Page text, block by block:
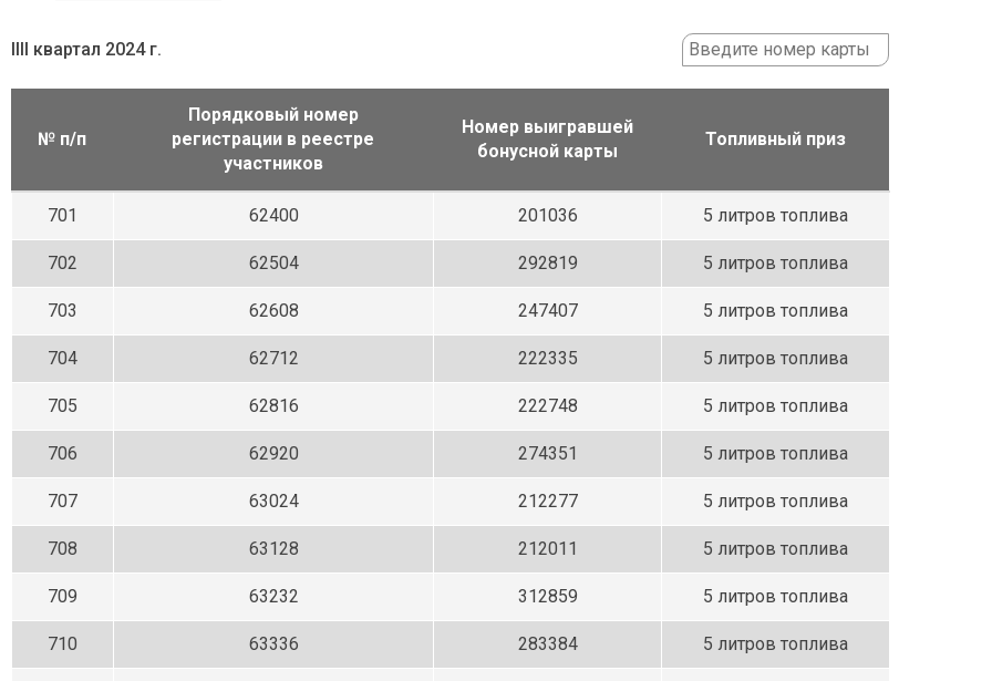
IIII квартал 2024 г.
№ п/п
Порядковый номер
регистрации в реестре
участников
Номер выигравшей
бонусной карты
Топливный приз
701 62400 201036 5 литров топлива
702 62504 292819 5 литров топлива
703 62608 247407 5 литров топлива
704 62712 222335 5 литров топлива
705 62816 222748 5 литров топлива
706 62920 274351 5 литров топлива
707 63024 212277 5 литров топлива
708 63128 212011 5 литров топлива
709 63232 312859 5 литров топлива
710 63336 283384 5 литров топлива